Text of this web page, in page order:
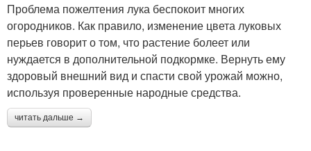
Проблема пожелтения лука беспокоит многих
огородников. Как правило, изменение цвета луковых
перьев говорит о том, что растение болеет или
нуждается в дополнительной подкормке. Вернуть ему
здоровый внешний вид и спасти свой урожай можно,
используя проверенные народные средства.
читать дальше →